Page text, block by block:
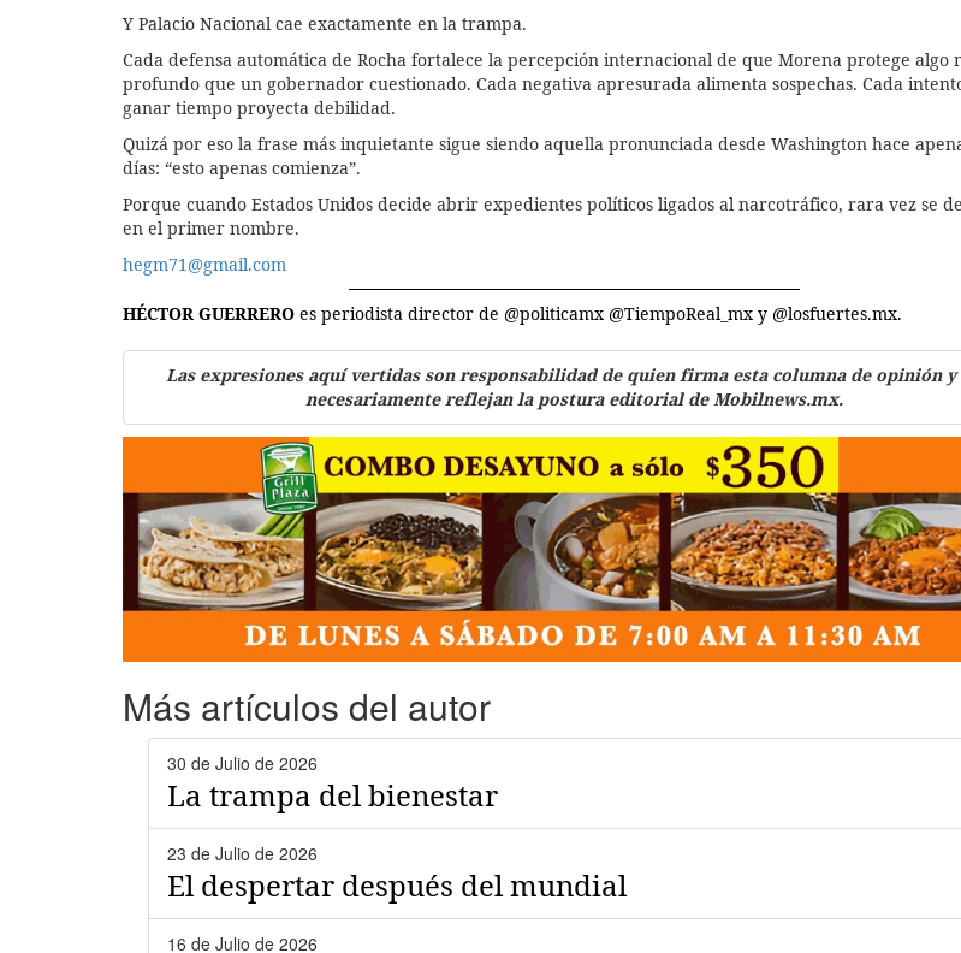
Y Palacio Nacional cae exactamente en la trampa.
Cada defensa automática de Rocha fortalece la percepción internacional de que Morena protege algo
profundo que un gobernador cuestionado. Cada negativa apresurada alimenta sospechas. Cada
ganar tiempo proyecta debilidad.
Quizá por eso la frase más inquietante sigue siendo aquella pronunciada desde Washington hace
días: “esto apenas comienza”.
Porque cuando Estados Unidos decide abrir expedientes políticos ligados al narcotráfico, rara vez se
en el primer nombre.
hegm71@gmail.com
HÉCTOR GUERRERO es periodista director de @politicamx @TiempoReal_mx y @losfuertes.mx.
Las expresiones aquí vertidas son responsabilidad de quien firma esta columna de opinión y
necesariamente reflejan la postura editorial de Mobilnews.mx.
Más artículos del autor
30 de Julio de 2026
La trampa del bienestar
23 de Julio de 2026
El despertar después del mundial
16 de Julio de 2026